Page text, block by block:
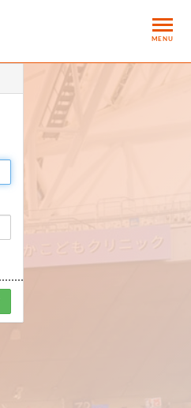
MENU